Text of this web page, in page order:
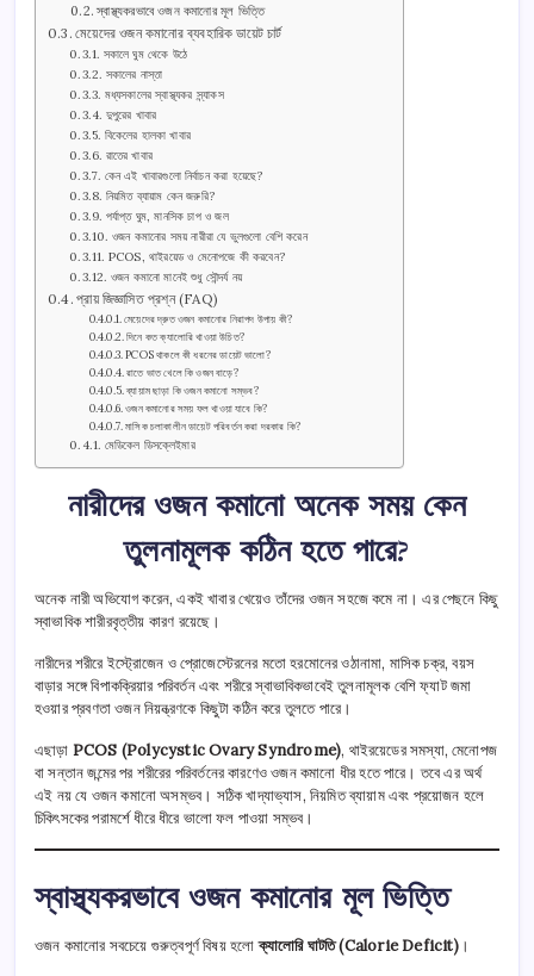
স্বাস্থ্যকরভাবে ওজন কমানোর মূল ভিত্তি
মেয়েদের ওজন কমানোর ব্যবহারিক ডায়েট চার্ট
সকালে ঘুম থেকে উঠে
সকালের নাস্তা
মধ্যসকালের স্বাস্থ্যকর স্ন্যাকস
দুপুরের খাবার
বিকেলের হালকা খাবার
রাতের খাবার
কেন এই খাবারগুলো নির্বাচন করা হয়েছে?
নিয়মিত ব্যায়াম কেন জরুরি?
পর্যাপ্ত ঘুম, মানসিক চাপ ও জল
ওজন কমানোর সময় নারীরা যে ভুলগুলো বেশি করেন
PCOS, থাইরয়েড ও মেনোপজে কী করবেন?
ওজন কমানো মানেই শুধু সৌন্দর্য নয়
প্রায় জিজ্ঞাসিত প্রশ্ন (FAQ)
মেয়েদের দ্রুত ওজন কমানোর নিরাপদ উপায় কী?
দিনে কত ক্যালোরি খাওয়া উচিত?
PCOS থাকলে কী ধরনের ডায়েট ভালো?
রাতে ভাত খেলে কি ওজন বাড়ে?
ব্যায়াম ছাড়া কি ওজন কমানো সম্ভব?
ওজন কমানোর সময় ফল খাওয়া যাবে কি?
মাসিক চলাকালীন ডায়েট পরিবর্তন করা দরকার কি?
মেডিকেল ডিসক্লেইমার
নারীদের ওজন কমানো অনেক সময় কেন
তুলনামূলক কঠিন হতে পারে?
অনেক নারী অভিযোগ করেন, একই খাবার খেয়েও তাঁদের ওজন সহজে কমে না। এর পেছনে কিছু
স্বাভাবিক শারীরবৃত্তীয় কারণ রয়েছে।
নারীদের শরীরে ইস্ট্রোজেন ও প্রোজেস্টেরনের মতো হরমোনের ওঠানামা, মাসিক চক্র, বয়স
বাড়ার সঙ্গে বিপাকক্রিয়ার পরিবর্তন এবং শরীরে স্বাভাবিকভাবেই তুলনামূলক বেশি ফ্যাট জমা
হওয়ার প্রবণতা ওজন নিয়ন্ত্রণকে কিছুটা কঠিন করে তুলতে পারে।
এছাড়া PCOS (Polycystic Ovary Syndrome), থাইরয়েডের সমস্যা, মেনোপজ
বা সন্তান জন্মের পর শরীরের পরিবর্তনের কারণেও ওজন কমানো ধীর হতে পারে। তবে এর অর্থ
এই নয় যে ওজন কমানো অসম্ভব। সঠিক খাদ্যাভ্যাস, নিয়মিত ব্যায়াম এবং প্রয়োজন হলে
চিকিৎসকের পরামর্শে ধীরে ধীরে ভালো ফল পাওয়া সম্ভব।
স্বাস্থ্যকরভাবে ওজন কমানোর মূল ভিত্তি
ওজন কমানোর সবচেয়ে গুরুত্বপূর্ণ বিষয় হলোক্যালোরি ঘাটতি (Calorie Deficit)।